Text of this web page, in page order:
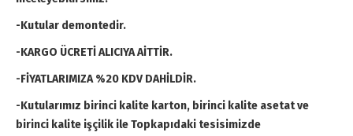
-Kutular demontedir.
-KARGO ÜCRETİ ALICIYA AİTTİR.
-FİYATLARIMIZA %20 KDV DAHİLDİR.
-Kutularımız birinci kalite karton, birinci kalite asetat ve
birinci kalite işçilik ile Topkapıdaki tesisimizde